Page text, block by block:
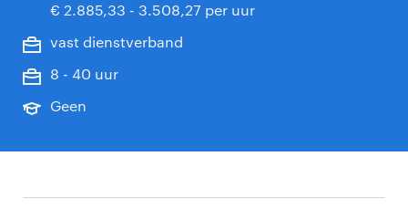
€ 2.885,33 - 3.508,27 per uur
vast dienstverband
8 - 40 uur
Geen